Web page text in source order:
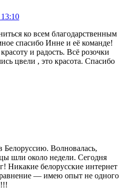
ко всем благодарственным
спасибо Инне и её команде!
и радость. Всё розочки
цвели , это красота. Спасибо
Белоруссию. Волновалась,
шли около недели. Сегодня
Никакие белорусские интернет
— имею опыт не одного